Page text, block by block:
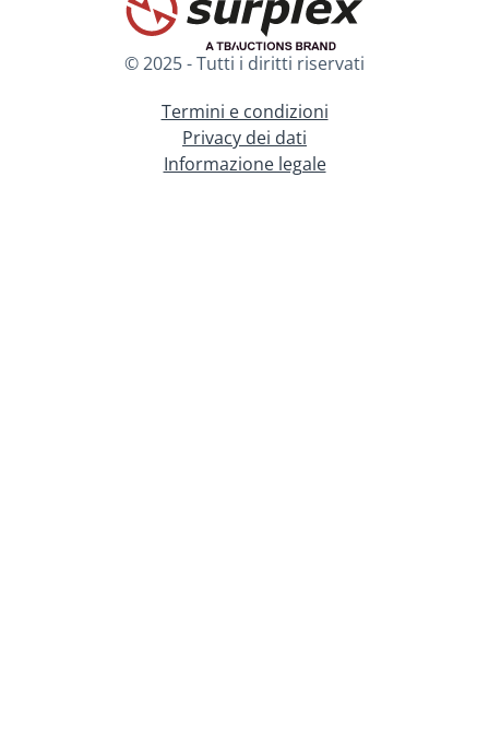
© 2025 - Tutti i diritti riservati
Termini e condizioni
Privacy dei dati
Informazione legale